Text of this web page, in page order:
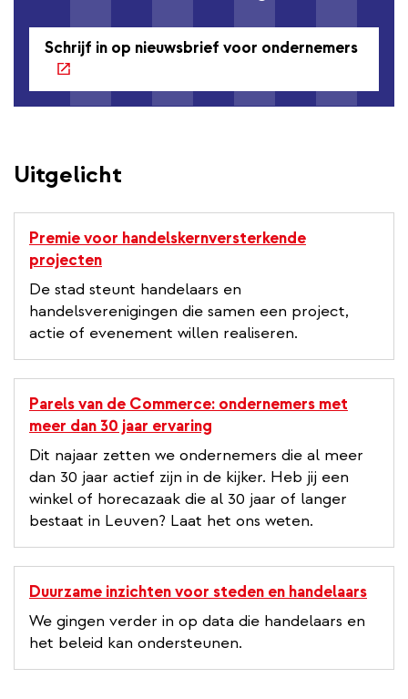
Schrijf in op nieuwsbrief voor ondernemers
Uitgelicht
Premie voor handelskernversterkende
projecten
De stad steunt handelaars en
handelsverenigingen die samen een project,
actie of evenement willen realiseren.
Parels van de Commerce: ondernemers met
meer dan 30 jaar ervaring
Dit najaar zetten we ondernemers die al meer
dan 30 jaar actief zijn in de kijker. Heb jij een
winkel of horecazaak die al 30 jaar of langer
bestaat in Leuven? Laat het ons weten.
Duurzame inzichten voor steden en handelaars
We gingen verder in op data die handelaars en
het beleid kan ondersteunen.